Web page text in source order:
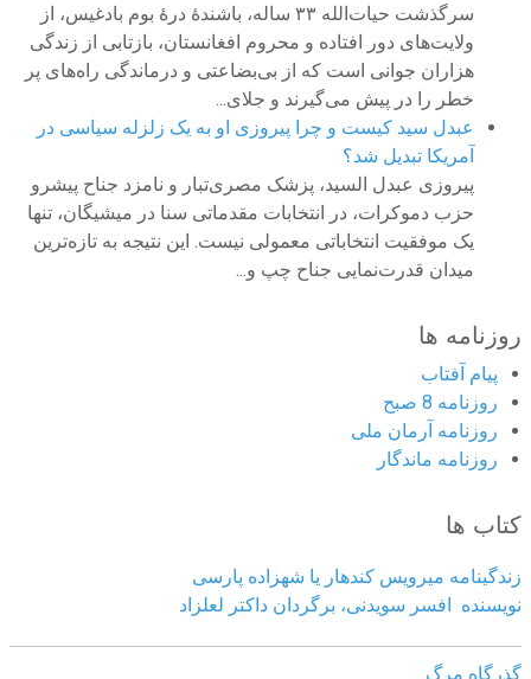
سرگذشت حیات‌الله ۳۳ ساله، باشندهٔ‌ درهٔ بوم بادغیس،‌ از
ولایت‌های دور افتاده و محروم افغانستان، بازتابی از زندگی
هزاران جوانی است که از بی‌بضاعتی و درماندگی راه‌های پر
خطر را در پیش می‌گیرند و جلای...
عبدل سید کیست و چرا پیروزی‌ او به یک زلزله سیاسی در
آمریکا تبدیل شد؟
پیروزی عبدل السید، پزشک مصری‌تبار و نامزد جناح پیشرو
حزب دموکرات، در انتخابات مقدماتی سنا در میشیگان، تنها
یک موفقیت انتخاباتی معمولی نیست. این نتیجه به تازه‌ترین
میدان قدرت‌نمایی جناح چپ و...
روزنامه ها
پیام آفتاب
روزنامه 8 صبح
روزنامه آرمان ملى
روزنامه ماندگار
کتاب ها
زندگینامه میرویس کندهار یا شهزاده پارسی
نویسنده افسر سویدنی، برگردان داکتر لعلزاد
گذرگاه مرگ